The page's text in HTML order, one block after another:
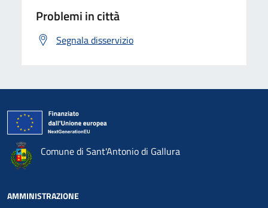
Problemi in città
Segnala disservizio
Comune di Sant'Antonio di Gallura
AMMINISTRAZIONE